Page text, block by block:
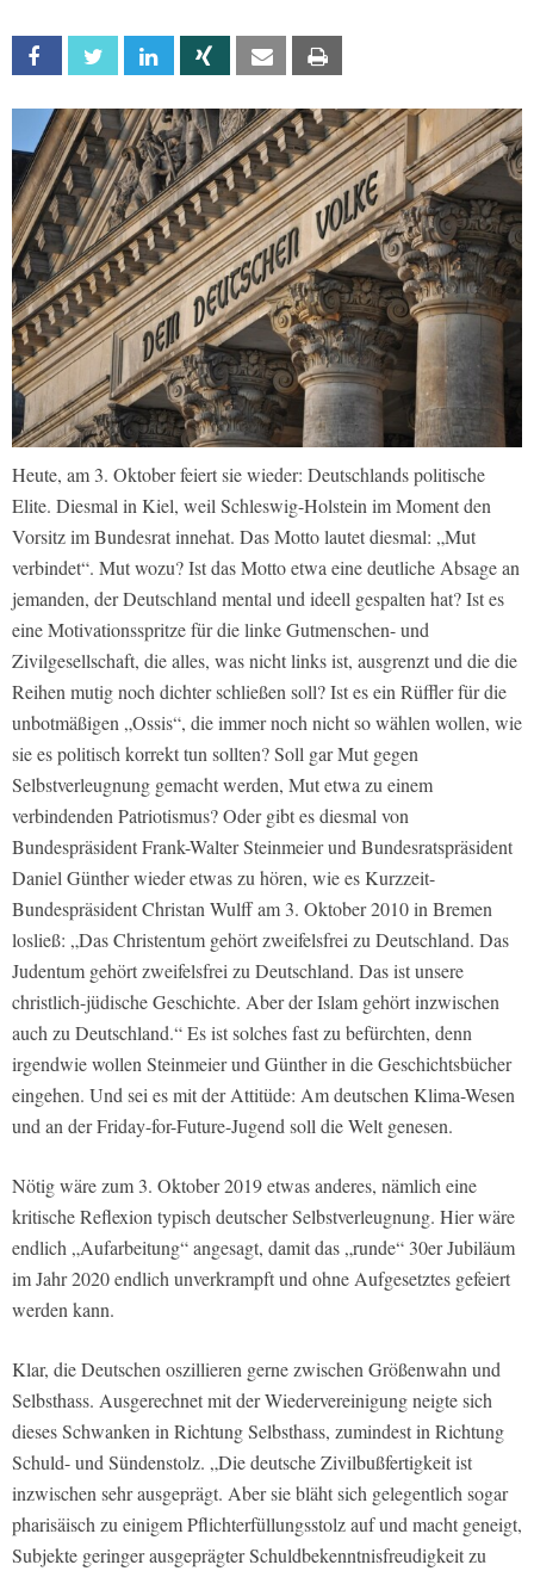
Facebook Twitter Linkedin Xing Email
Heute, am 3. Oktober feiert sie wieder: Deutschlands politische
Elite. Diesmal in Kiel, weil Schleswig-Holstein im Moment den
Vorsitz im Bundesrat innehat. Das Motto lautet diesmal: „Mut
verbindet“. Mut wozu? Ist das Motto etwa eine deutliche Absage an
jemanden, der Deutschland mental und ideell gespalten hat? Ist es
eine Motivationsspritze für die linke Gutmenschen- und
Zivilgesellschaft, die alles, was nicht links ist, ausgrenzt und die die
Reihen mutig noch dichter schließen soll? Ist es ein Rüffler für die
unbotmäßigen „Ossis“, die immer noch nicht so wählen wollen, wie
sie es politisch korrekt tun sollten? Soll gar Mut gegen
Selbstverleugnung gemacht werden, Mut etwa zu einem
verbindenden Patriotismus? Oder gibt es diesmal von
Bundespräsident Frank-Walter Steinmeier und Bundesratspräsident
Daniel Günther wieder etwas zu hören, wie es Kurzzeit-
Bundespräsident Christan Wulff am 3. Oktober 2010 in Bremen
losließ: „Das Christentum gehört zweifelsfrei zu Deutschland. Das
Judentum gehört zweifelsfrei zu Deutschland. Das ist unsere
christlich-jüdische Geschichte. Aber der Islam gehört inzwischen
auch zu Deutschland.“ Es ist solches fast zu befürchten, denn
irgendwie wollen Steinmeier und Günther in die Geschichtsbücher
eingehen. Und sei es mit der Attitüde: Am deutschen Klima-Wesen
und an der Friday-for-Future-Jugend soll die Welt genesen.
Nötig wäre zum 3. Oktober 2019 etwas anderes, nämlich eine
kritische Reflexion typisch deutscher Selbstverleugnung. Hier wäre
endlich „Aufarbeitung“ angesagt, damit das „runde“ 30er Jubiläum
im Jahr 2020 endlich unverkrampft und ohne Aufgesetztes gefeiert
werden kann.
Klar, die Deutschen oszillieren gerne zwischen Größenwahn und
Selbsthass. Ausgerechnet mit der Wiedervereinigung neigte sich
dieses Schwanken in Richtung Selbsthass, zumindest in Richtung
Schuld- und Sündenstolz. „Die deutsche Zivilbußfertigkeit ist
inzwischen sehr ausgeprägt. Aber sie bläht sich gelegentlich sogar
pharisäisch zu einigem Pflichterfüllungsstolz auf und macht geneigt,
Subjekte geringer ausgeprägter Schuldbekenntnisfreudigkeit zu